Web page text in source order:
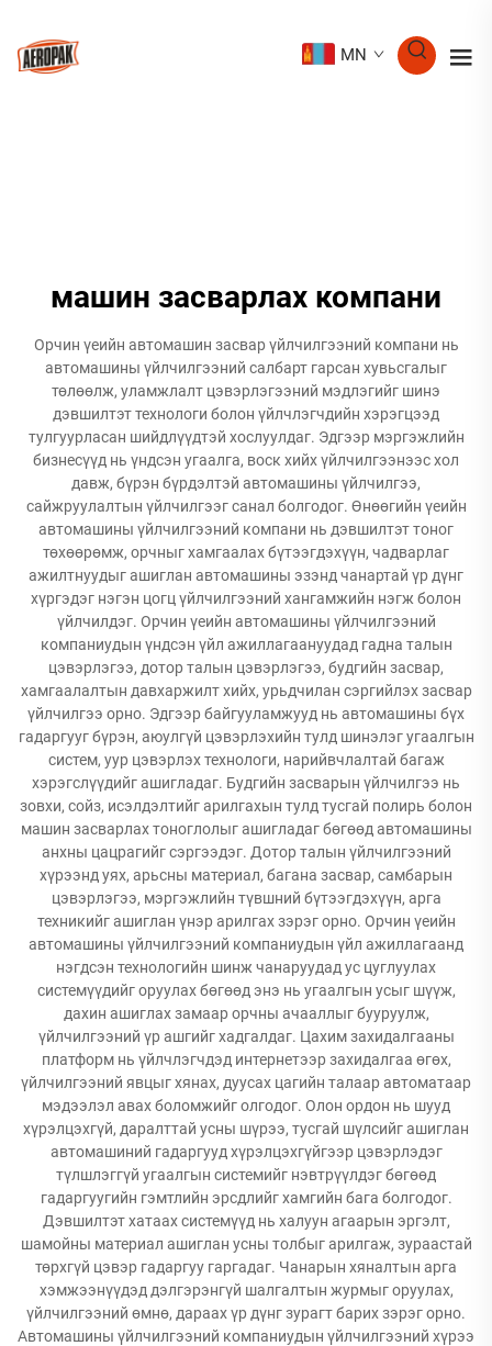
MN
машин засварлах компани
Орчин үеийн автомашин засвар үйлчилгээний компани нь
автомашины үйлчилгээний салбарт гарсан хувьсгалыг
төлөөлж, уламжлалт цэвэрлэгээний мэдлэгийг шинэ
дэвшилтэт технологи болон үйлчлэгчдийн хэрэгцээд
тулгуурласан шийдлүүдтэй хослуулдаг. Эдгээр мэргэжлийн
бизнесүүд нь үндсэн угаалга, воск хийх үйлчилгээнээс хол
давж, бүрэн бүрдэлтэй автомашины үйлчилгээ,
сайжруулалтын үйлчилгээг санал болгодог. Өнөөгийн үеийн
автомашины үйлчилгээний компани нь дэвшилтэт тоног
төхөөрөмж, орчныг хамгаалах бүтээгдэхүүн, чадварлаг
ажилтнуудыг ашиглан автомашины эзэнд чанартай үр дүнг
хүргэдэг нэгэн цогц үйлчилгээний хангамжийн нэгж болон
үйлчилдэг. Орчин үеийн автомашины үйлчилгээний
компаниудын үндсэн үйл ажиллагаануудад гадна талын
цэвэрлэгээ, дотор талын цэвэрлэгээ, будгийн засвар,
хамгаалалтын давхаржилт хийх, урьдчилан сэргийлэх засвар
үйлчилгээ орно. Эдгээр байгууламжууд нь автомашины бүх
гадаргууг бүрэн, аюулгүй цэвэрлэхийн тулд шинэлэг угаалгын
систем, уур цэвэрлэх технологи, нарийвчлалтай багаж
хэрэгслүүдийг ашигладаг. Будгийн засварын үйлчилгээ нь
зовхи, сойз, исэлдэлтийг арилгахын тулд тусгай полирь болон
машин засварлах тоноглолыг ашигладаг бөгөөд автомашины
анхны цацрагийг сэргээдэг. Дотор талын үйлчилгээний
хүрээнд уях, арьсны материал, багана засвар, самбарын
цэвэрлэгээ, мэргэжлийн түвшний бүтээгдэхүүн, арга
техникийг ашиглан үнэр арилгах зэрэг орно. Орчин үеийн
автомашины үйлчилгээний компаниудын үйл ажиллагаанд
нэгдсэн технологийн шинж чанаруудад ус цуглуулах
системүүдийг оруулах бөгөөд энэ нь угаалгын усыг шүүж,
дахин ашиглах замаар орчны ачааллыг бууруулж,
үйлчилгээний үр ашгийг хадгалдаг. Цахим захидалгааны
платформ нь үйлчлэгчдэд интернетээр захидалгаа өгөх,
үйлчилгээний явцыг хянах, дуусах цагийн талаар автоматаар
мэдээлэл авах боломжийг олгодог. Олон ордон нь шууд
хүрэлцэхгүй, даралттай усны шүрээ, тусгай шүлсийг ашиглан
автомашиний гадаргууд хүрэлцэхгүйгээр цэвэрлэдэг
түлшлэггүй угаалгын системийг нэвтрүүлдэг бөгөөд
гадаргуугийн гэмтлийн эрсдлийг хамгийн бага болгодог.
Дэвшилтэт хатаах системүүд нь халуун агаарын эргэлт,
шамойны материал ашиглан усны толбыг арилгаж, зураастай
төрхгүй цэвэр гадаргуу гаргадаг. Чанарын хяналтын арга
хэмжээнүүдэд дэлгэрэнгүй шалгалтын журмыг оруулах,
үйлчилгээний өмнө, дараах үр дүнг зурагт барих зэрэг орно.
Автомашины үйлчилгээний компаниудын үйлчилгээний хүрээ